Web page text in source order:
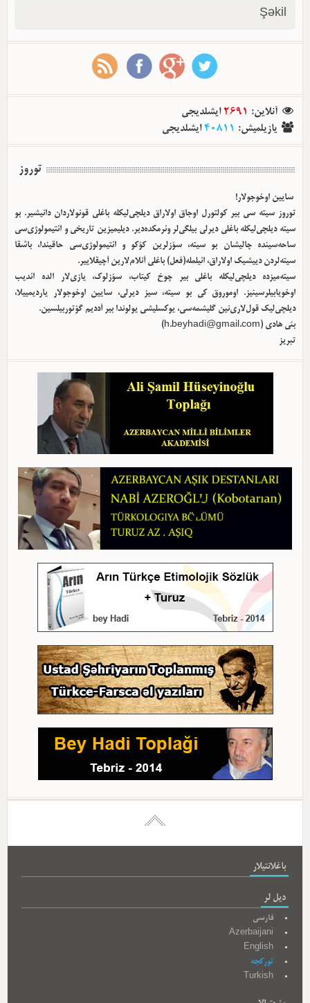
Şəkil
آنلاین:
2691 ایشلدیجی
یازیلمیش:
40811ایشلدیجی
توروز
سایین اوخوجولار!
توروز سیته سی بیر کولتورل اوجاق اولا‌راق دیلچی‌لیکله باغلی قونولاردان دانیشیر. بو
سیته دیلچی‌لیکله باغلی دیرلی بیلگی‌لر وئرمکده‌دیر. دیلیمیزین تاریخی و ائتیمولوژی‌سی
ساحه‌سینده چالیشان بو سیته، سؤزلرین کؤکو و ائتیمولوژی‌سی حاقیندا، باشقا
سیته‌لردن دییشیک اولا‌راق، ائیلمله(فعل) باغلی آنلام‌لارین آچیقلاییر.
سیته‌میزده دیلچی‌لیکله باغلی بیر چوخ کیتاب، سؤزلوک، یازی‌لار الده ائدیب
اوخویابیلرسینیز. اوموروق کی بو سیته، سیز دیرلی، سایین اوخوجولار یاردیمییلا،
دیلچی‌لیک قول‌لاری‌نین گلیشمه‌سی، یوکسلیشی یولوندا بیر آددیم گؤتوربیلسین.
بئی هادی (h.beyhadi@gmail.com
)
تبریز
باغلانتیلار
دیل لر
فارسی
Azerbaijani
English
تورکجه
Turkish